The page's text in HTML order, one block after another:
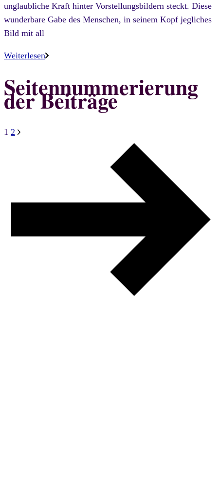
unglaubliche Kraft hinter Vorstellungsbildern steckt. Diese
wunderbare Gabe des Menschen, in seinem Kopf jegliches
Bild mit all
Weiterlesen
Seitennummerierung
der Beiträge
1 2